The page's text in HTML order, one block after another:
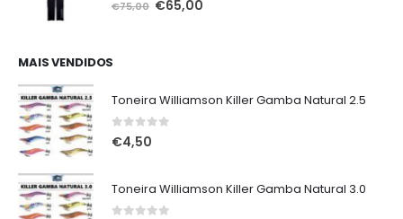
€75,00 O
€65,00
MAIS VENDIDOS
Toneira Williamson Killer Gamba Natural 2.5
0out of 5
€4,50
Toneira Williamson Killer Gamba Natural 3.0